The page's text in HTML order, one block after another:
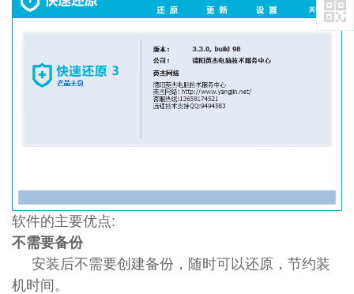
软件的主要优点:
不需要备份
安装后不需要创建备份，随时可以还原，节约装
机时间。